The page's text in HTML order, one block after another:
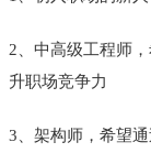
2、中高级工程师
升职场竞争力
3、架构师，希望